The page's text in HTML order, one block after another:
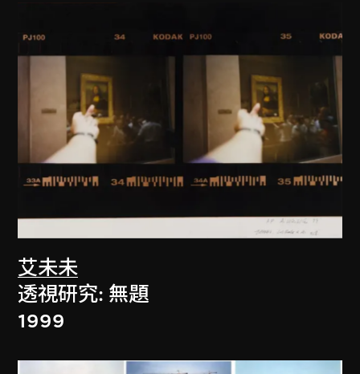
艾未未
透視研究: 無題
1999